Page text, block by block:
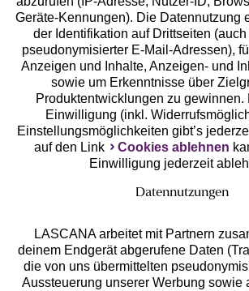
Unsere Apps
Services
Geräte-Kennungen). Die Datennutzung
der Identifikation auf Drittseiten
pseudonymisierter E-Mail-Adressen),
Anzeigen und Inhalte, Anzeigen- und
sowie um Erkenntnisse über
Produktentwicklungen zu gewinnen.
Einwilligung (inkl.
Einstellungsmöglichkeiten gibt’s
auf den Link
Cookies ablehnen
Einwilligung jederzeit
Datennutzungen
LASCANA arbeitet mit Partnern
deinem Endgerät abgerufene Daten
die von uns übermittelten
Aussteuerung unserer Werbung sowie